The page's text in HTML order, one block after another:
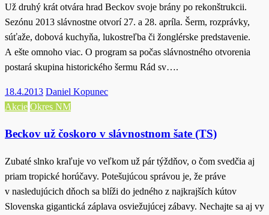
Už druhý krát otvára hrad Beckov svoje brány po rekonštrukcii.
Sezónu 2013 slávnostne otvorí 27. a 28. apríla. Šerm, rozprávky,
súťaže, dobová kuchyňa, lukostreľba či žonglérske predstavenie.
A ešte omnoho viac. O program sa počas slávnostného otvorenia
postará skupina historického šermu Rád sv….
Posted
on
18.4.2013 Daniel Kopunec
Akcie Okres NM
Beckov už čoskoro v slávnostnom šate (TS)
Zubaté slnko kraľuje vo veľkom už pár týždňov, o čom svedčia aj
priam tropické horúčavy. Potešujúcou správou je, že práve
v nasledujúcich dňoch sa blíži do jedného z najkrajších kútov
Slovenska gigantická záplava osviežujúcej zábavy. Nechajte sa aj vy